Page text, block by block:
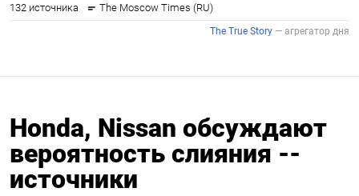
Honda, Nissan обсуждают
вероятность слияния --
источники